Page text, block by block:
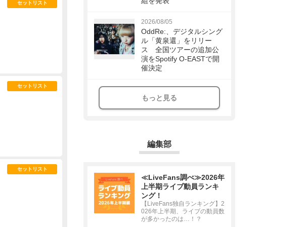
セットリスト
セットリスト
セットリスト
2026/08/05
OddRe:、デジタルシング
ル「黄泉還」をリリー
ス 全国ツアーの追加公
演をSpotify O-EASTで開
催決定
もっと見る
編集部
≪LiveFans調べ≫2026年
上半期ライブ動員ランキ
ング！
【LiveFans独自ランキング】2
026年上半期、ライブの動員数
が多かったのは…！？